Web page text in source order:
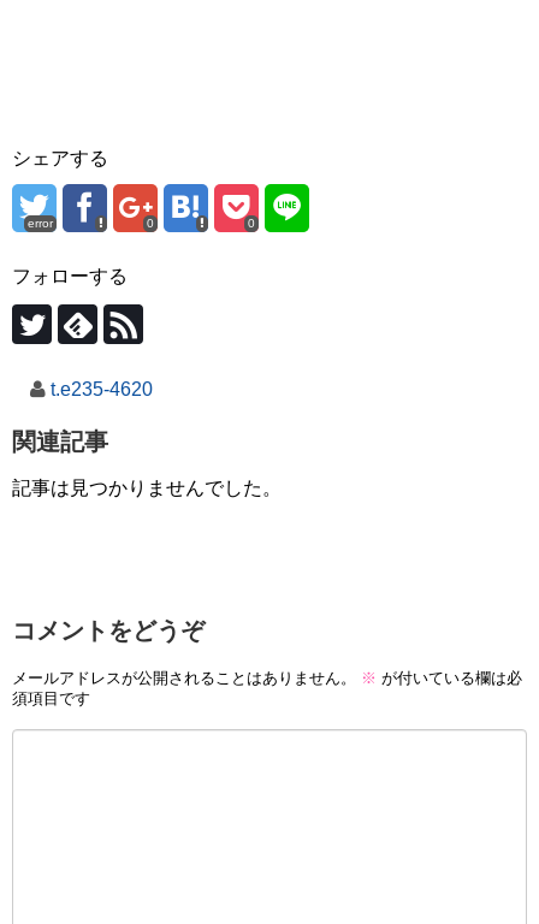
シェアする
error 0 0
フォローする
t.e235-4620
関連記事
記事は見つかりませんでした。
コメントをどうぞ
メールアドレスが公開されることはありません。 ※ が付いている欄は必
須項目です